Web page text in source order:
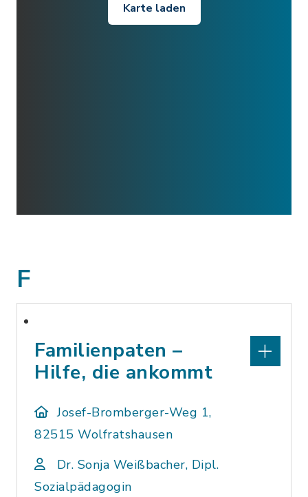
Karte laden
F
Familienpaten –
Hilfe, die ankommt
Josef-Bromberger-Weg 1,
82515 Wolfratshausen
Dr. Sonja Weißbacher, Dipl.
Sozialpädagogin